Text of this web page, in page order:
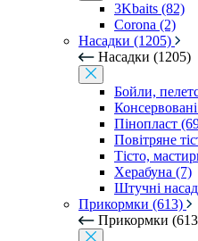
3Kbaits (82)
Corona (2)
Насадки (1205)
Насадки (1205)
Бойли,
Пінопласт
Повітряне
Тісто,
Херабуна (7)
Штучні
Прикормки (613)
Прикормки